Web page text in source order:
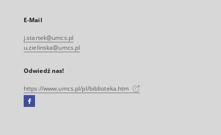
E-Mail
j.startek@umcs.pl
u.zielinska@umcs.pl
Odwiedź nas!
https://www.umcs.pl/pl/biblioteka.htm
Facebook